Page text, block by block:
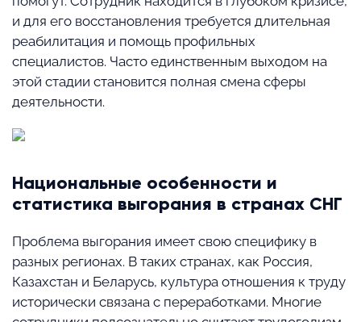
и для его восстановления требуется длительная
реабилитация и помощь профильных
специалистов. Часто единственным выходом на
этой стадии становится полная смена сферы
деятельности.
Национальные особенности и
статистика выгорания в странах СНГ
Проблема выгорания имеет свою специфику в
разных регионах. В таких странах, как Россия,
Казахстан и Беларусь, культура отношения к труду
исторически связана с переработками. Многие